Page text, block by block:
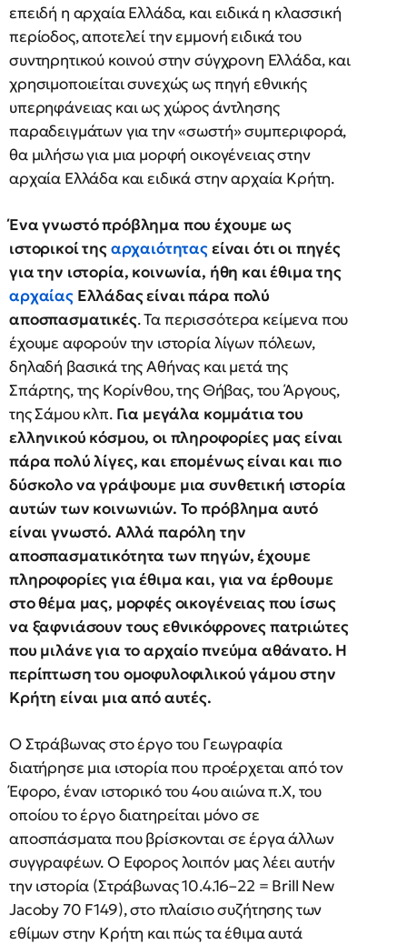
επειδή η αρχαία Ελλάδα, και ειδικά η κλασσική
περίοδος, αποτελεί την εμμονή ειδικά του
συντηρητικού κοινού στην σύγχρονη Ελλάδα, και
χρησιμοποιείται συνεχώς ως πηγή εθνικής
υπερηφάνειας και ως χώρος άντλησης
παραδειγμάτων για την «σωστή» συμπεριφορά,
θα μιλήσω για μια μορφή οικογένειας στην
αρχαία Ελλάδα και ειδικά στην αρχαία Κρήτη.
Ένα γνωστό πρόβλημα που έχουμε ως
ιστορικοί τηςαρχαιότηταςείναι ότι οι πηγές
για την ιστορία, κοινωνία, ήθη και έθιμα της
αρχαίας Ελλάδας είναι πάρα πολύ
αποσπασματικές. Τα περισσότερα κείμενα που
έχουμε αφορούν την ιστορία λίγων πόλεων,
δηλαδή βασικά της Αθήνας και μετά της
Σπάρτης, της Κορίνθου, της Θήβας, του Άργους,
της Σάμου κλπ. Για μεγάλα κομμάτια του
ελληνικού κόσμου, οι πληροφορίες μας είναι
πάρα πολύ λίγες, και επομένως είναι και πιο
δύσκολο να γράψουμε μια συνθετική ιστορία
αυτών των κοινωνιών. Το πρόβλημα αυτό
είναι γνωστό. Αλλά παρόλη την
αποσπασματικότητα των πηγών, έχουμε
πληροφορίες για έθιμα και, για να έρθουμε
στο θέμα μας, μορφές οικογένειας που ίσως
να ξαφνιάσουν τους εθνικόφρονες πατριώτες
που μιλάνε για το αρχαίο πνεύμα αθάνατο. Η
περίπτωση του ομοφυλοφιλικού γάμου στην
Κρήτη είναι μια από αυτές.
Ο Στράβωνας στο έργο του Γεωγραφία
διατήρησε μια ιστορία που προέρχεται από τον
Έφορο, έναν ιστορικό του 4ου αιώνα π.Χ, του
οποίου το έργο διατηρείται μόνο σε
αποσπάσματα που βρίσκονται σε έργα άλλων
συγγραφέων. O Εφορος λοιπόν μας λέει αυτήν
την ιστορία (Στράβωνας 10.4.16–22 = Brill New
Jacoby 70 F149), στο πλαίσιο συζήτησης των
εθίμων στην Κρήτη και πώς τα έθιμα αυτά